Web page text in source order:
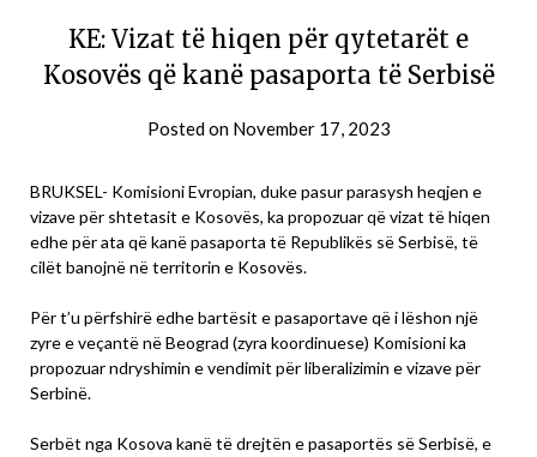
KE: Vizat të hiqen për qytetarët e
Kosovës që kanë pasaporta të Serbisë
Posted on November 17, 2023
BRUKSEL- Komisioni Evropian, duke pasur parasysh heqjen e
vizave për shtetasit e Kosovës, ka propozuar që vizat të hiqen
edhe për ata që kanë pasaporta të Republikës së Serbisë, të
cilët banojnë në territorin e Kosovës.
Për t’u përfshirë edhe bartësit e pasaportave që i lëshon një
zyre e veçantë në Beograd (zyra koordinuese) Komisioni ka
propozuar ndryshimin e vendimit për liberalizimin e vizave për
Serbinë.
Serbët nga Kosova kanë të drejtën e pasaportës së Serbisë, e